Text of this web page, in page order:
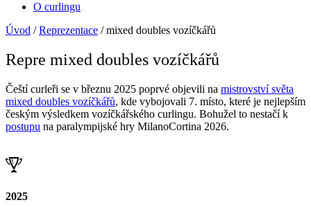
O curlingu
Úvod /Reprezentace /mixed doubles vozíčkářů
Repre mixed doubles vozíčkářů
Čeští curleři se v březnu 2025 poprvé objevili na mistrovství světa
mixed doubles vozíčkářů, kde vybojovali 7. místo, které je nejlepším
českým výsledkem vozíčkářského curlingu. Bohužel to nestačí k
postupu na paralympijské hry MilanoCortina 2026.
2025